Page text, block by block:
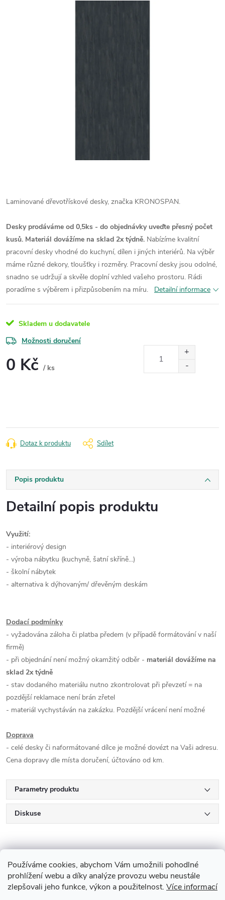
Používáme cookies, abychom Vám umožnili pohodlné
prohlížení webu a díky analýze provozu webu neustále
zlepšovali jeho funkce, výkon a použitelnost. Více informací
Laminované dřevotřískové desky, značka KRONOSPAN.
Desky prodáváme od 0,5ks - do objednávky uveďte přesný počet
kusů. Materiál dovážíme na sklad 2x týdně. Nabízíme kvalitní
pracovní desky vhodné do kuchyní, dílen i jiných interiérů. Na výběr
máme různé dekory, tloušťky i rozměry. Pracovní desky jsou odolné,
snadno se udržují a skvěle doplní vzhled vašeho prostoru. Rádi
poradíme s výběrem i přizpůsobením na míru.
Detailní informace
Skladem u dodavatele
Možnosti doručení
0 Kč / ks
Dotaz k produktu Sdílet
Popis produktu
Detailní popis produktu
Využití:
- interiérový design
- výroba nábytku (kuchyně, šatní skříně...)
- školní nábytek
- alternativa k dýhovaným/ dřevěným deskám
Dodací podmínky
- vyžadována záloha či platba předem (v případě formátování v naší
firmě)
- při objednání není možný okamžitý odběr - materiál dovážíme na
sklad 2x týdně
- stav dodaného materiálu nutno zkontrolovat při převzetí = na
pozdější reklamace není brán zřetel
- materiál vychystáván na zakázku. Pozdější vrácení není možné
Doprava
- celé desky či naformátované dílce je možné dovézt na Vaši adresu.
Cena dopravy dle místa doručení, účtováno od km.
Parametry produktu
Diskuse